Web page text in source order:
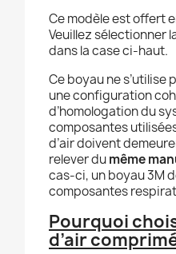
Ce modèle est offert
Veuillez sélectionner
dans la case ci-haut.
Ce boyau ne s’utilise
une configuration
d’homologation du
composantes
d’air doivent
relever dumême
cas-ci, un boyau 3M
composantes
Pourquoi
d’air